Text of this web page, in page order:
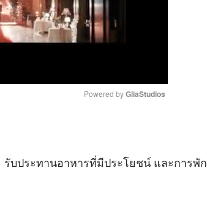
t
Powered by GliaStudios
บประทานอาหารที่มีประโยชน์ และการพัก